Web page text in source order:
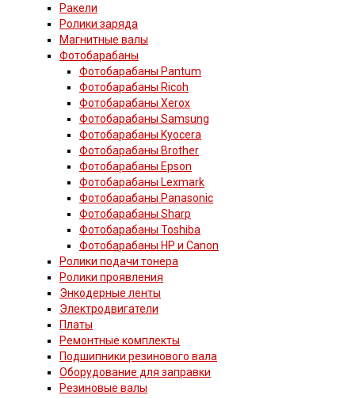
Ракели
Ролики заряда
Магнитные валы
Фотобарабаны
Фотобарабаны Pantum
Фотобарабаны Ricoh
Фотобарабаны Xerox
Фотобарабаны Samsung
Фотобарабаны Kyocera
Фотобарабаны Brother
Фотобарабаны Epson
Фотобарабаны Lexmark
Фотобарабаны Panasonic
Фотобарабаны Sharp
Фотобарабаны Toshiba
Фотобарабаны HP и Canon
Ролики подачи тонера
Ролики проявления
Энкодерные ленты
Электродвигатели
Платы
Ремонтные комплекты
Подшипники резинового вала
Оборудование для заправки
Резиновые валы